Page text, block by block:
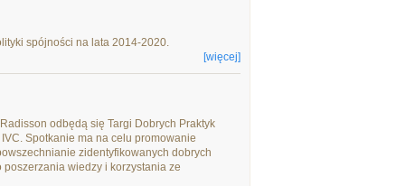
spójności na lata 2014-2020.
[więcej]
odbędą się Targi Dobrych Praktyk
Spotkanie ma na celu promowanie
zidentyfikowanych dobrych
wiedzy i korzystania ze